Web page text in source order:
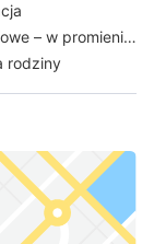
– w promieniu
rodziny